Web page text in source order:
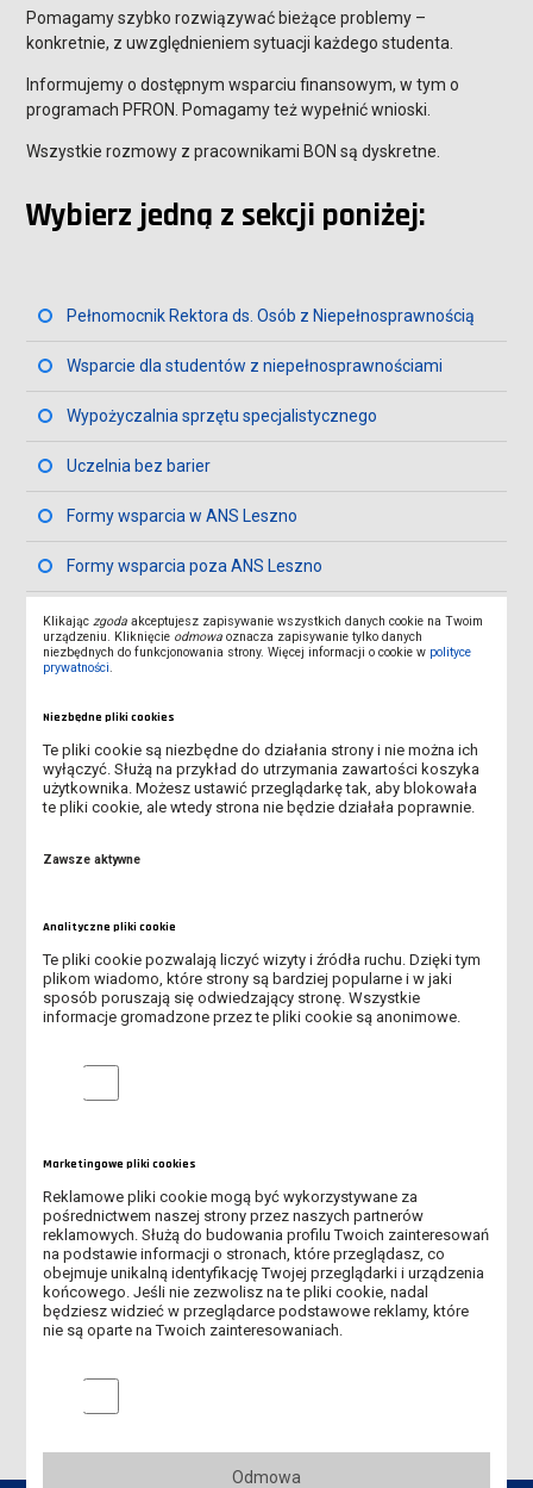
Pełnomocnik Rektora ds. Osób z Niepełnosprawnością
Wsparcie dla studentów z niepełnosprawnościami
Wypożyczalnia sprzętu specjalistycznego
Formy wsparcia w ANS Leszno
Formy wsparcia poza ANS Leszno
WSPARCIE W SYTUACJI DYSKRYMINACJI
WSPARCIE DORADCY ZAWODOWEGO
WSPARCIE DLA STUDENTÓW Z WYBITNYMI WYNIKAMI W
PODEJMOWANIU DZIAŁALNOŚCI NAUKOWEJ
WSPARCIE DLA STUDENTÓW ZE SZCZEGÓLNYMI POTRZEBAMI
Pomagamy szybko rozwiązywać bieżące problemy –
konkretnie, z uwzględnieniem sytuacji każdego studenta.
Informujemy o dostępnym wsparciu finansowym, w tym o
programach PFRON. Pomagamy też wypełnić wnioski.
Wszystkie rozmowy z pracownikami BON są dyskretne.
Wybierz jedną z sekcji poniżej:
Pełnomocnik Rektora ds. Osób z Niepełnosprawnością
Wsparcie dla studentów z niepełnosprawnościami
Wypożyczalnia sprzętu specjalistycznego
Uczelnia bez barier
Formy wsparcia w ANS Leszno
Formy wsparcia poza ANS Leszno
Kontakt z Pełnomocnikiem
Klikając zgoda akceptujesz zapisywanie wszystkich danych cookie na Twoim
urządzeniu. Kliknięcie odmowa oznacza zapisywanie tylko danych
niezbędnych do funkcjonowania strony. Więcej informacji o cookie w polityce
prywatności
Niezbędne pliki cookies
Te pliki cookie są niezbędne do działania strony i nie można ich
wyłączyć. Służą na przykład do utrzymania zawartości koszyka
użytkownika. Możesz ustawić przeglądarkę tak, aby blokowała
te pliki cookie, ale wtedy strona nie będzie działała poprawnie.
Zawsze aktywne
Analityczne pliki cookie
Te pliki cookie pozwalają liczyć wizyty i źródła ruchu. Dzięki tym
plikom wiadomo, które strony są bardziej popularne i w jaki
sposób poruszają się odwiedzający stronę. Wszystkie
informacje gromadzone przez te pliki cookie są anonimowe.
Analityczne pliki cookie
Marketingowe pliki cookies
Reklamowe pliki cookie mogą być wykorzystywane za
pośrednictwem naszej strony przez naszych partnerów
reklamowych. Służą do budowania profilu Twoich zainteresowań
na podstawie informacji o stronach, które przeglądasz, co
obejmuje unikalną identyfikację Twojej przeglądarki i urządzenia
końcowego. Jeśli nie zezwolisz na te pliki cookie, nadal
będziesz widzieć w przeglądarce podstawowe reklamy, które
nie są oparte na Twoich zainteresowaniach.
Marketingowe pliki cookies
Odmowa